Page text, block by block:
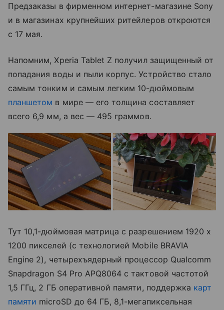
Предзаказы в фирменном интернет-магазине Sony
и в магазинах крупнейших ритейлеров откроются
с 17 мая.
Напомним, Xperia Tablet Z получил защищенный от
попадания воды и пыли корпус. Устройство стало
самым тонким и самым легким 10-дюймовым
планшетом в мире — его толщина составляет
всего 6,9 мм, а вес — 495 граммов.
Тут 10,1-дюймовая матрица с разрешением 1920 х
1200 пикселей (с технологией Mobile BRAVIA
Engine 2), четырехъядерный процессор Qualcomm
Snapdragon S4 Pro APQ8064 с тактовой частотой
1,5 ГГц, 2 ГБ оперативной памяти, поддержка карт
памяти microSD до 64 ГБ, 8,1-мегапиксельная